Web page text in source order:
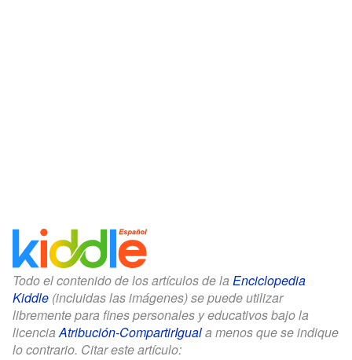
Todo el contenido de los artículos de la Enciclopedia
Kiddle (incluidas las imágenes) se puede utilizar
libremente para fines personales y educativos bajo la
licenciaAtribución-CompartirIguala menos que se indique
lo contrario. Citar este artículo: